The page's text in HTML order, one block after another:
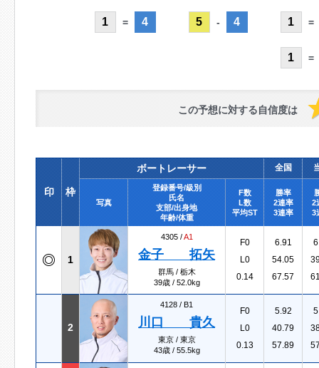
1 = 4 5 - 4 1 =
1 =
この予想に対する自信度は
印 枠
ボートレーサー 全国
写真
登録番号/級別
氏名
支部/出身地
年齢/体重
F数
L数
平均ST
勝率
2連率
3連率
2
3
1
4305 /A1
金子 拓矢
群馬 / 栃木
39歳 / 52.0kg
F0
L0
0.14
6.91
54.05
67.57
2
4128 / B1
川口 貴久
東京 / 東京
43歳 / 55.5kg
F0
L0
0.13
5.92
40.79
57.89